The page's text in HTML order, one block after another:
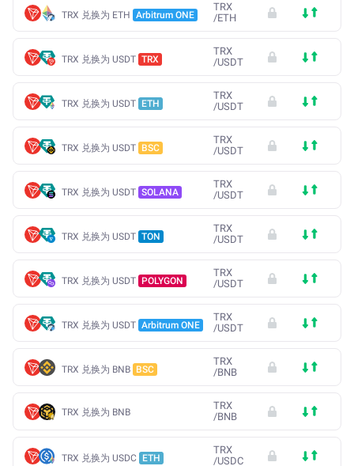
TRX 兑换为 ETH Arbitrum ONE
TRX
/ETH
TRX 兑换为 USDT TRX
TRX
/USDT
TRX 兑换为 USDT ETH
TRX
/USDT
TRX 兑换为 USDT BSC
TRX
/USDT
TRX 兑换为 USDT SOLANA
TRX
/USDT
TRX 兑换为 USDT TON
TRX
/USDT
TRX 兑换为 USDT POLYGON
TRX
/USDT
TRX 兑换为 USDT Arbitrum ONE
TRX
/USDT
TRX 兑换为 BNB BSC
TRX
/BNB
TRX 兑换为 BNB
TRX
/BNB
TRX 兑换为 USDC ETH
TRX
/USDC